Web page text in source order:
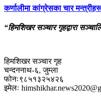
कर्णालीमा कांग्रेसका चार
“हिमशिखर सञ्चार गृहद्वारा
हिमशिखर सञ्चार गृह
चन्दननाथ-६, जुम्ला
फोनः९८५१३२५४२६
इमेलः